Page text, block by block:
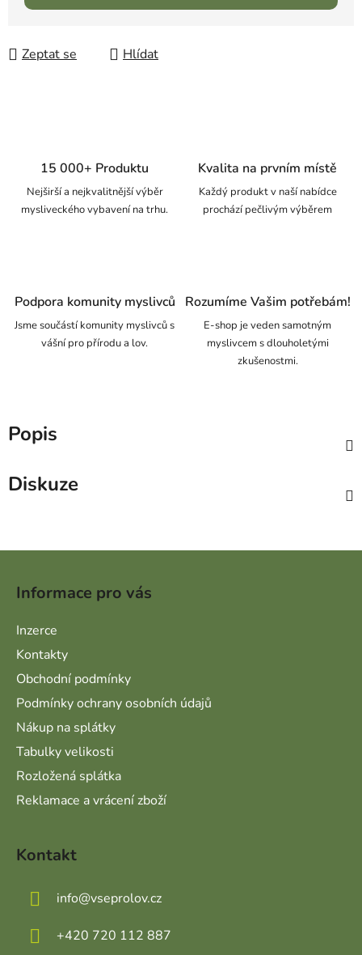
Zeptat se Hlídat
15 000+ Produktu
Nejširší a nejkvalitnější výběr
mysliveckého vybavení na trhu.
Kvalita na prvním místě
Každý produkt v naší nabídce
prochází pečlivým výběrem
Podpora komunity myslivců
Jsme součástí komunity myslivců s
vášní pro přírodu a lov.
Rozumíme Vašim potřebám!
E-shop je veden samotným
myslivcem s dlouholetými
zkušenostmi.
Popis
Diskuze
Informace pro vás
Inzerce
Kontakty
Obchodní podmínky
Podmínky ochrany osobních údajů
Nákup na splátky
Tabulky velikosti
Rozložená splátka
Reklamace a vrácení zboží
Kontakt
info@vseprolov.cz
+420 720 112 887